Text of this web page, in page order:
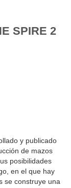
SPIRE 2
y publicado
de mazos
posibilidades
en el que hay
se construye una